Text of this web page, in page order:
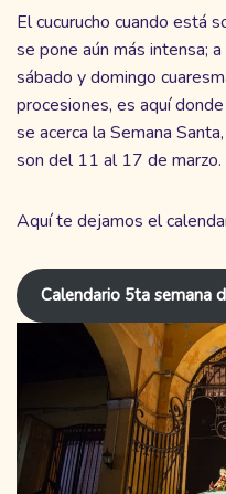
El cucurucho cuando está
se pone aún más intensa;
sábado y domingo
procesiones, es aquí
se acerca la Semana
son del 11 al 17 de marzo.
Aquí te dejamos el
Calendario 5ta semana